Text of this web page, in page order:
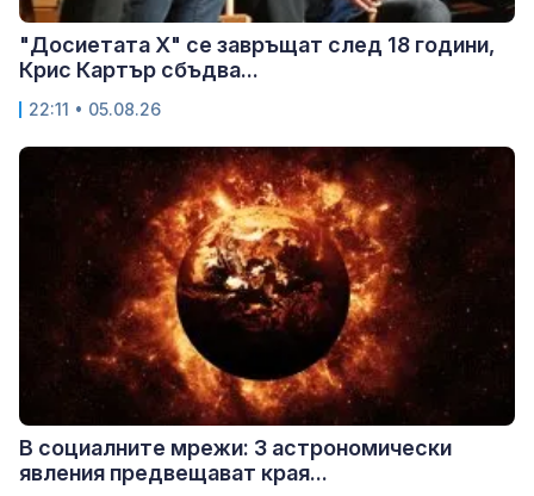
"Досиетата Х" се завръщат след 18 години,
Крис Картър сбъдва...
22:11 • 05.08.26
В социалните мрежи: 3 астрономически
явления предвещават края...